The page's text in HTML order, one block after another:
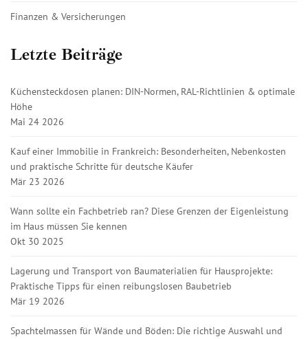
Finanzen & Versicherungen
Letzte Beiträge
Küchensteckdosen planen: DIN-Normen, RAL-Richtlinien & optimale
Höhe
Mai 24 2026
Kauf einer Immobilie in Frankreich: Besonderheiten, Nebenkosten
und praktische Schritte für deutsche Käufer
Mär 23 2026
Wann sollte ein Fachbetrieb ran? Diese Grenzen der Eigenleistung
im Haus müssen Sie kennen
Okt 30 2025
Lagerung und Transport von Baumaterialien für Hausprojekte:
Praktische Tipps für einen reibungslosen Baubetrieb
Mär 19 2026
Spachtelmassen für Wände und Böden: Die richtige Auswahl und